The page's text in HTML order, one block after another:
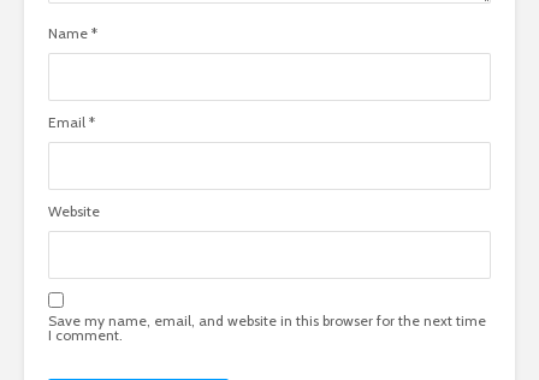
Name *
Email *
Website
Save my name, email, and website in this browser for the next time
I comment.